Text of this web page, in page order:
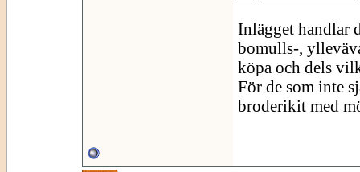
Inlägget handlar
bomulls-,
köpa och dels
För de som inte
broderikit med